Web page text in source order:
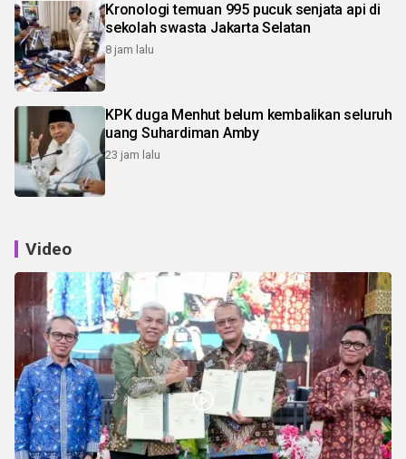
Kronologi temuan 995 pucuk senjata api di
sekolah swasta Jakarta Selatan
8 jam lalu
KPK duga Menhut belum kembalikan seluruh
uang Suhardiman Amby
23 jam lalu
Video